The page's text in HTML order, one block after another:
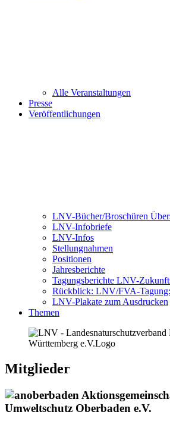
Alle Veranstaltungen
Presse
Veröffentlichungen
LNV-Bücher/Broschüren
LNV-Infobriefe
LNV-Infos
Stellungnahmen
Positionen
Jahresberichte
Tagungsberichte LNV-
Rückblick: LNV/FVA-
LNV-Plakate zum Ausdrucken
Themen
Mitglieder
Umweltschutz Oberbaden e.V.